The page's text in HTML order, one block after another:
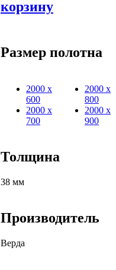
корзину
Размер полотна
2000 х
600
2000 х
700
2000 х
800
2000 х
900
Толщина
38 мм
Производитель
Верда